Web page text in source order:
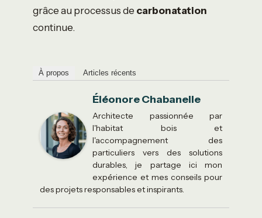
grâce au processus de carbonatation
continue.
À propos Articles récents
Éléonore Chabanelle
Architecte passionnée par
l'habitat bois et
l'accompagnement des
particuliers vers des solutions
durables, je partage ici mon
expérience et mes conseils pour
des projets responsables et inspirants.